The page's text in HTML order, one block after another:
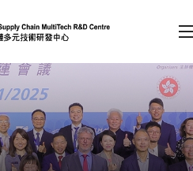
回车键）
会员登录
A A EN 繁 简